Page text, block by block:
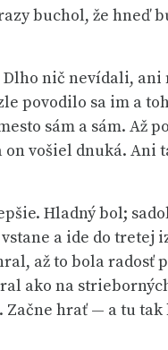
buchol, že hneď
nič nevídali,
povodilo sa im a
sám a sám. Až
vošiel dnuká. Ani
Hladný bol;
a ide do tretej
až to bola radosť
ako na
hrať — a tu